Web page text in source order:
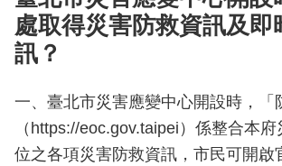
務
服
務
關
簡
介
處取得災害防救資訊及即
訊？
一、臺北市災害應變中心開設時，「
（https://eoc.gov.taipei）係整合本
位之各項災害防救資訊，市民可開啟